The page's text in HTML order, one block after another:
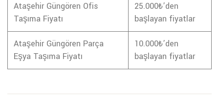
Ataşehir Güngören Ofis
Taşıma Fiyatı
25.000₺’den
başlayan fiyatlar
Ataşehir Güngören Parça
Eşya Taşıma Fiyatı
10.000₺’den
başlayan fiyatlar